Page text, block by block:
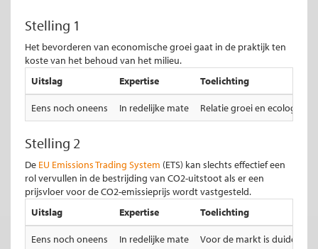
Stelling 1
Het bevorderen van economische groei gaat in de praktijk ten
koste van het behoud van het milieu.
Uitslag
Expertise Toelichting
Eens noch oneens In redelijke mate Relatie groei en ecologie
Stelling 2
De EU Emissions Trading System (ETS) kan slechts effectief een
rol vervullen in de bestrijding van CO2-uitstoot als er een
prijsvloer voor de CO2-emissieprijs wordt vastgesteld.
Uitslag
Expertise Toelichting
Eens noch oneens In redelijke mate Voor de markt is